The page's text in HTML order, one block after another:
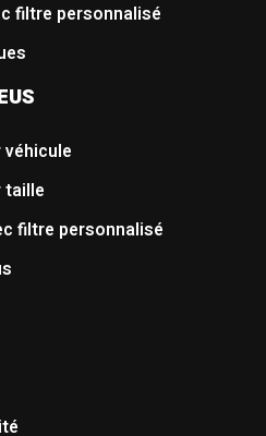
filtre personnalisé
taille
filtre personnalisé